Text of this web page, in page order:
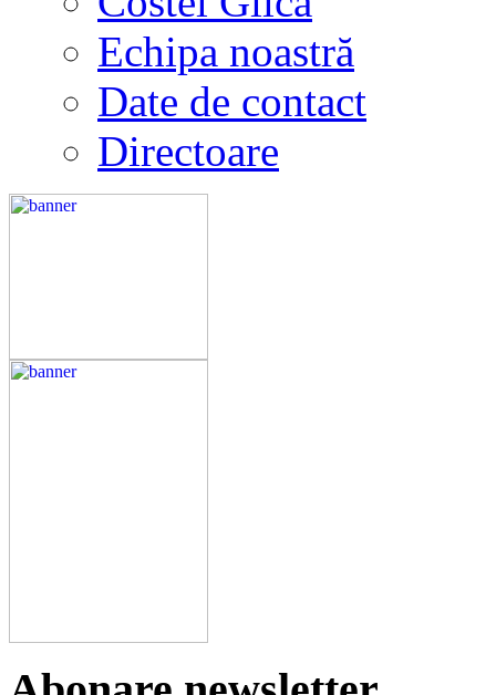
Echipa noastră
Date de contact
Directoare